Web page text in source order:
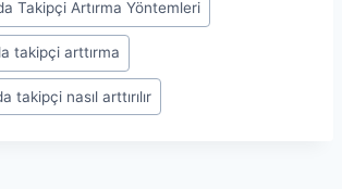
Takipçi Artırma Yöntemleri
takipçi arttırma
takipçi nasıl arttırılır